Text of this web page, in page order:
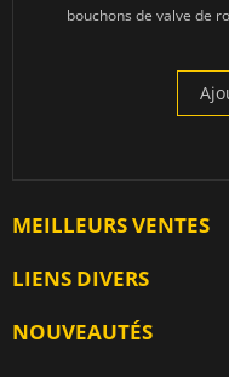
bouchons de valve de
MEILLEURS VENTES
LIENS DIVERS
NOUVEAUTÉS